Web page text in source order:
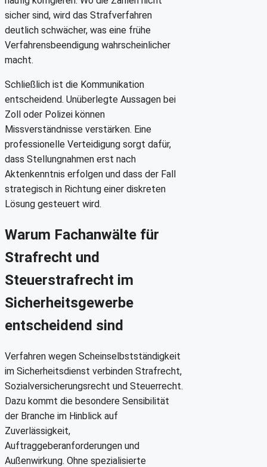
sicher sind, wird das Strafverfahren
deutlich schwächer, was eine frühe
Verfahrensbeendigung wahrscheinlicher
macht.
Schließlich ist die Kommunikation
entscheidend. Unüberlegte Aussagen bei
Zoll oder Polizei können
Missverständnisse verstärken. Eine
professionelle Verteidigung sorgt dafür,
dass Stellungnahmen erst nach
Aktenkenntnis erfolgen und dass der Fall
strategisch in Richtung einer diskreten
Lösung gesteuert wird.
Warum Fachanwälte für
Strafrecht und
Steuerstrafrecht im
Sicherheitsgewerbe
entscheidend sind
Verfahren wegen Scheinselbstständigkeit
im Sicherheitsdienst verbinden Strafrecht,
Sozialversicherungsrecht und Steuerrecht.
Dazu kommt die besondere Sensibilität
der Branche im Hinblick auf
Zuverlässigkeit,
Auftraggeberanforderungen und
Außenwirkung. Ohne spezialisierte